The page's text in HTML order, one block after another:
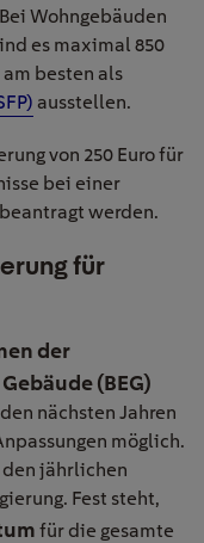
Wohngebäuden
es maximal 850
am besten als
ausstellen.
von 250 Euro für
bei einer
werden.
für
der
(BEG)
nächsten Jahren
möglich.
den jährlichen
Fest steht,
für die gesamte